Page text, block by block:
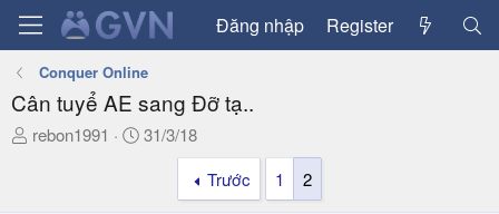
Đăng nhập Register
Conquer Online
Cân tuyể AE sang Đỡ tạ..
T
rebon1991
N
31/3/18
Trước
1 2